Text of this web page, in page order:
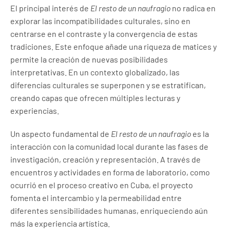
El principal interés de El resto de un naufragio no radica en
explorar las incompatibilidades culturales, sino en
centrarse en el contraste y la convergencia de estas
tradiciones. Este enfoque añade una riqueza de matices y
permite la creación de nuevas posibilidades
interpretativas. En un contexto globalizado, las
diferencias culturales se superponen y se estratifican,
creando capas que ofrecen múltiples lecturas y
experiencias.
Un aspecto fundamental de El resto de un naufragio es la
interacción con la comunidad local durante las fases de
investigación, creación y representación. A través de
encuentros y actividades en forma de laboratorio, como
ocurrió en el proceso creativo en Cuba, el proyecto
fomenta el intercambio y la permeabilidad entre
diferentes sensibilidades humanas, enriqueciendo aún
más la experiencia artística.